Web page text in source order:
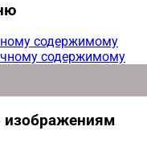
содержимому
содержимому
изображениям